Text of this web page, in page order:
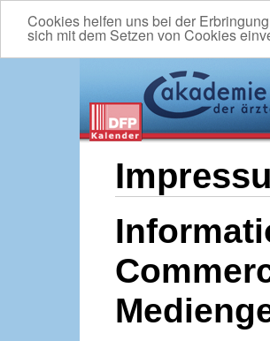
Cookies helfen uns bei der
sich mit dem Setzen von Cookies